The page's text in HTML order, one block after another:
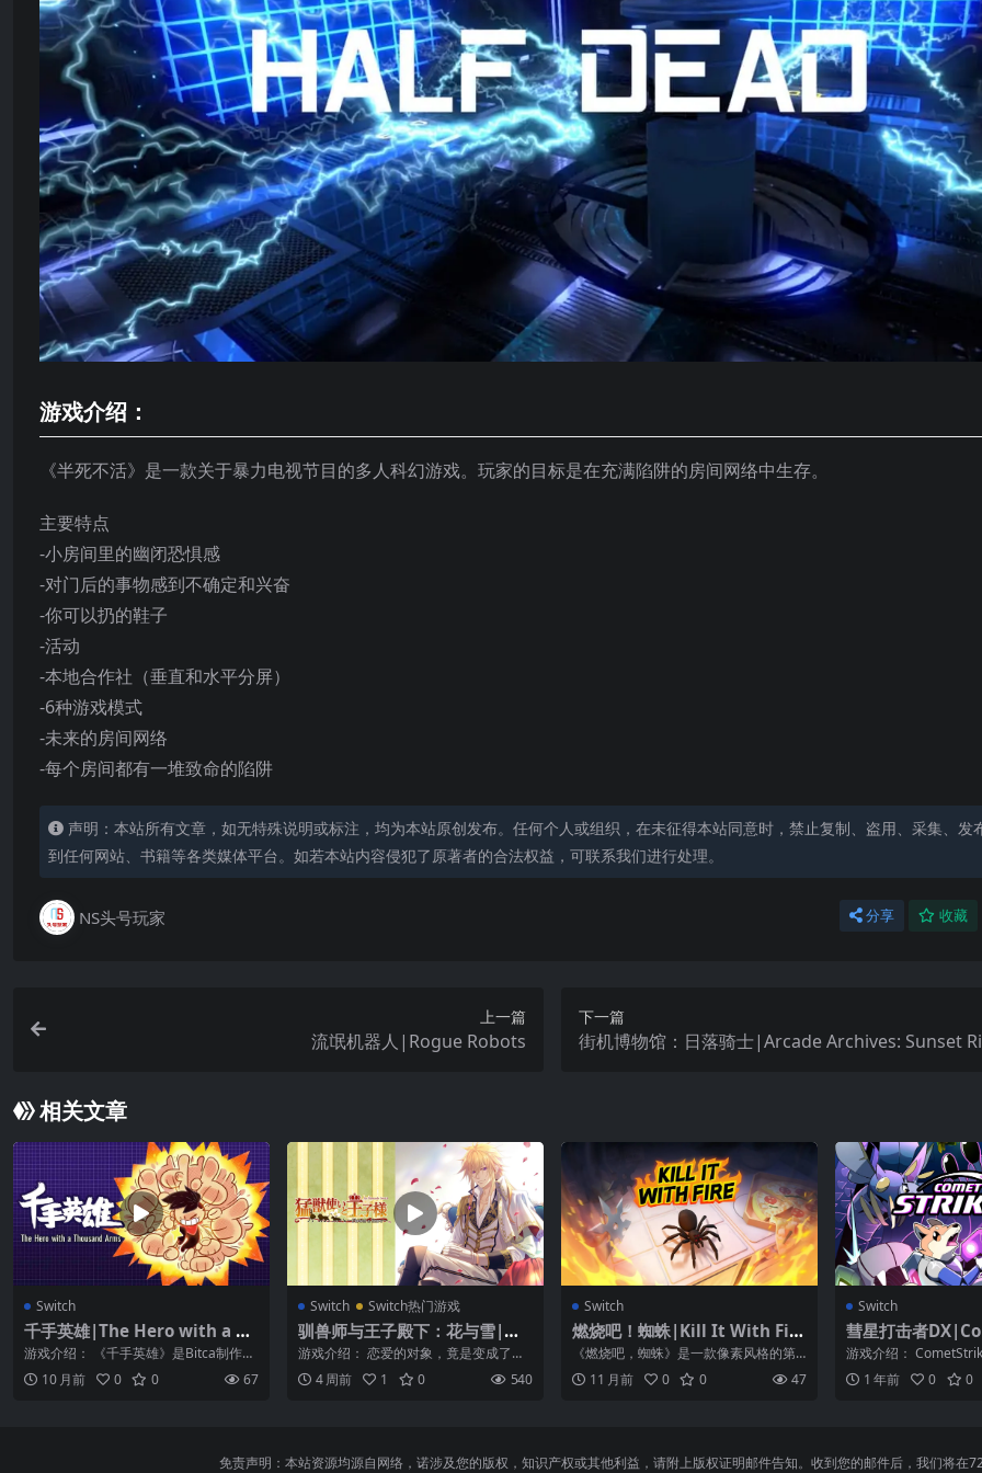
游戏介绍：
《半死不活》是一款关于暴力电视节目的多人科幻游戏。玩家的目标是在充满陷阱的房间网络中生存。
主要特点
-小房间里的幽闭恐惧感
-对门后的事物感到不确定和兴奋
-你可以扔的鞋子
-活动
-本地合作社（垂直和水平分屏）
-6种游戏模式
-未来的房间网络
-每个房间都有一堆致命的陷阱
声明：本站所有文章，如无特殊说明或标注，均为本站原创发布。任何个人或组织，在未征得本站同意时，禁止复制、盗用、采集、发
到任何网站、书籍等各类媒体平台。如若本站内容侵犯了原著者的合法权益，可联系我们进行处理。
NS头号玩家 分享 收藏
上一篇
流氓机器人|Rogue Robots
下一篇
街机博物馆：日落骑士|Arcade Archives: Sunset
相关文章
Switch
千手英雄|The Hero with a Th
ousand Arms中文
游戏介绍： 《千手英雄》是Bitca制作并
且发行的一款时间管理题材的休闲益智
游戏...10 月前 0 0 67
Switch Switch热门游戏
驯兽师与王子殿下：花与雪|猛
獣使いと王子様 ～Flower ＆ S
now～
游戏介绍： 恋爱的对象，竟是变成了动
物的王子们……！？ 生活在卡特里亚王国
的、立...
4 周前 1 0 540
Switch
燃烧吧！蜘蛛|Kill It With Fire
中文
《燃烧吧，蜘蛛》是一款像素风格的第
一人称视角休闲益智游戏 。在游戏中你
目的很简单...
11 月前 0 0 47
Switch
彗星打击者
DX
游戏介绍：
机动作射击游戏，具
1 年前 0 0
免责声明：本站资源均源自网络，诺涉及您的版权，知识产权或其他利益，请附上版权证明邮件告知。收到您的邮件后，我们将